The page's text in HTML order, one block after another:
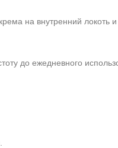
на внутренний локоть
до ежедневного